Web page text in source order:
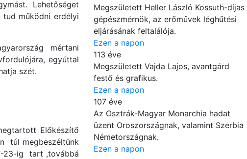
Lehetőséget
működni erdélyi
mértani
egyúttal
szét.
Előkészítő
túl megbeszéltünk
23-ig tart ,továbbá
Megszületett Heller László Kossuth-díjas
gépészmérnök, az erőművek léghűtési
eljárásának feltalálója.
Ezen a napon
113 éve
Megszületett Vajda Lajos, avantgárd
festő és grafikus.
Ezen a napon
107 éve
Az Osztrák-Magyar Monarchia hadat
üzent Oroszországnak, valamint Szerbia
Németországnak.
Ezen a napon